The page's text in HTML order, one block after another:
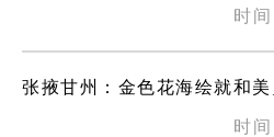
时
张掖甘州：金色花海绘就和
时